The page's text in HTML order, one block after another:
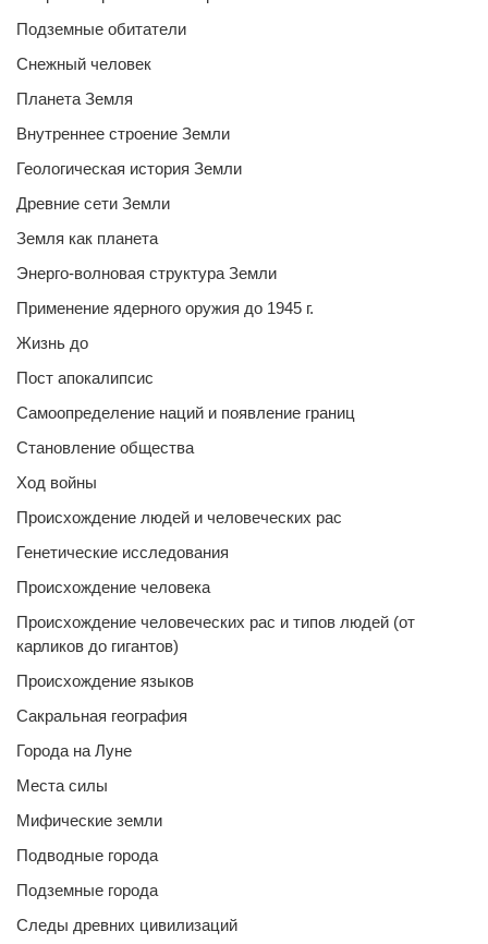
Подземные обитатели
Снежный человек
Планета Земля
Внутреннее строение Земли
Геологическая история Земли
Древние сети Земли
Земля как планета
Энерго-волновая структура Земли
Применение ядерного оружия до 1945 г.
Жизнь до
Пост апокалипсис
Самоопределение наций и появление границ
Становление общества
Ход войны
Происхождение людей и человеческих рас
Генетические исследования
Происхождение человека
Происхождение человеческих рас и типов людей (от
карликов до гигантов)
Происхождение языков
Сакральная география
Города на Луне
Места силы
Мифические земли
Подводные города
Подземные города
Следы древних цивилизаций